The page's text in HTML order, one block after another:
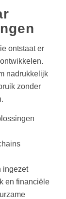
ontstaat er
nadrukkelijk
zonder
ingezet
en financiële